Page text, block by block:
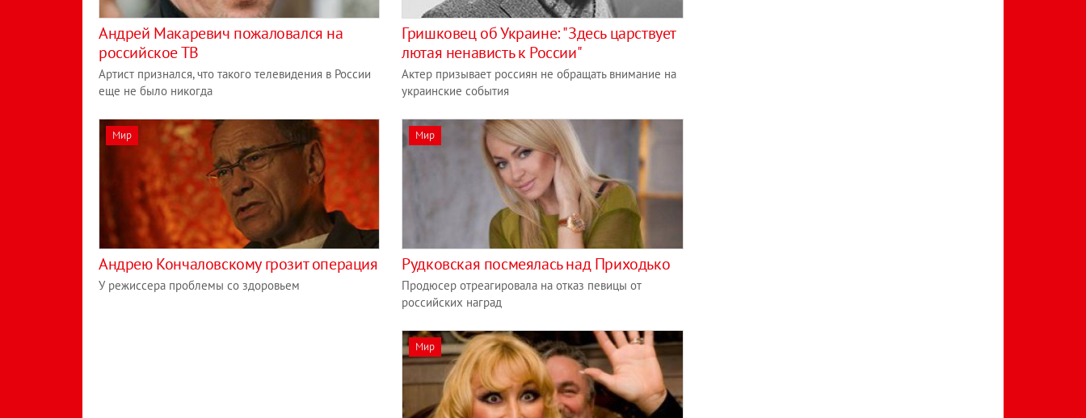
Андрей Макаревич пожаловался на
российское ТВ
Артист признался, что такого телевидения в России
еще не было никогда
Гришковец об Украине: "Здесь царствует
лютая ненависть к России"
Актер призывает россиян не обращать внимание на
украинские события
Мир
Андрею Кончаловскому грозит операция
У режиссера проблемы со здоровьем
Мир
Рудковская посмеялась над Приходько
Продюсер отреагировала на отказ певицы от
российских наград
Мир